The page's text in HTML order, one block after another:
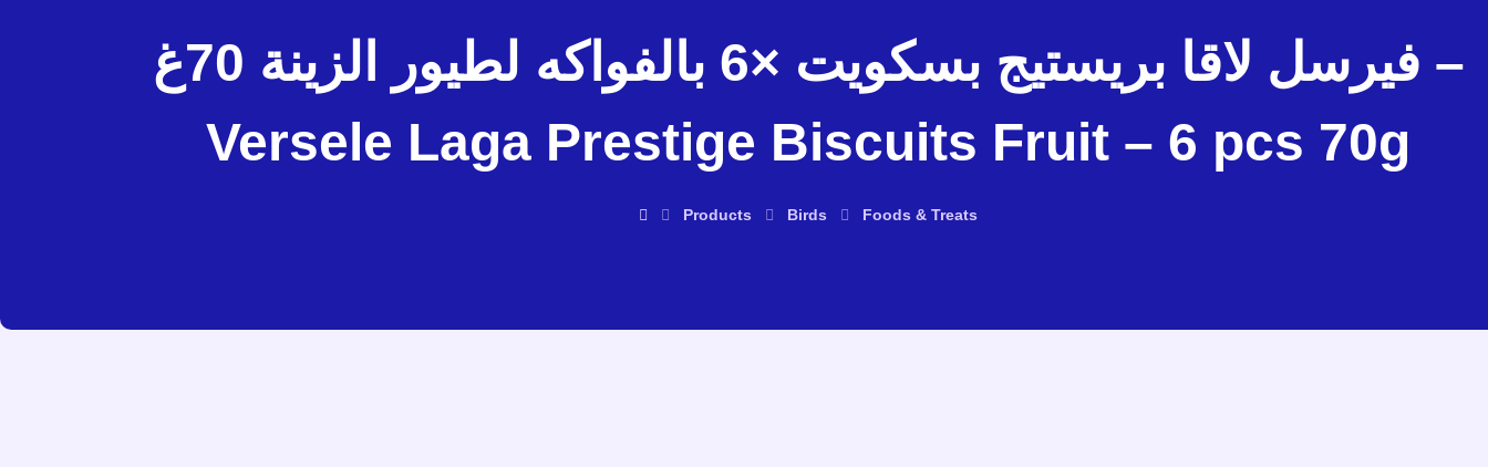
فيرسل لاقا بريستيج بسكويت ×6 بالفواكه لطيور الزينة 70غ –
Versele Laga Prestige Biscuits Fruit – 6 pcs 70g
Products Birds Foods & Treats